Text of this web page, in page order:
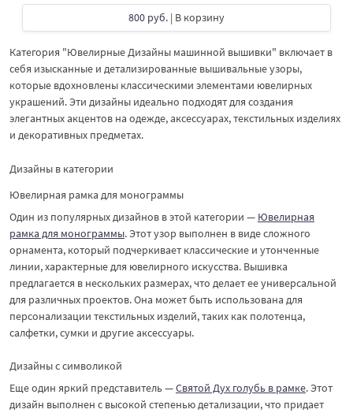
800 руб. | В корзину
Категория "Ювелирные Дизайны машинной вышивки" включает в
себя изысканные и детализированные вышивальные узоры,
которые вдохновлены классическими элементами ювелирных
украшений. Эти дизайны идеально подходят для создания
элегантных акцентов на одежде, аксессуарах, текстильных изделиях
и декоративных предметах.
Дизайны в категории
Ювелирная рамка для монограммы
Один из популярных дизайнов в этой категории — Ювелирная
рамка для монограммы. Этот узор выполнен в виде сложного
орнамента, который подчеркивает классические и утонченные
линии, характерные для ювелирного искусства. Вышивка
предлагается в нескольких размерах, что делает ее универсальной
для различных проектов. Она может быть использована для
персонализации текстильных изделий, таких как полотенца,
салфетки, сумки и другие аксессуары.
Дизайны с символикой
Еще один яркий представитель —Святой Дух голубь в рамке. Этот
дизайн выполнен с высокой степенью детализации, что придает